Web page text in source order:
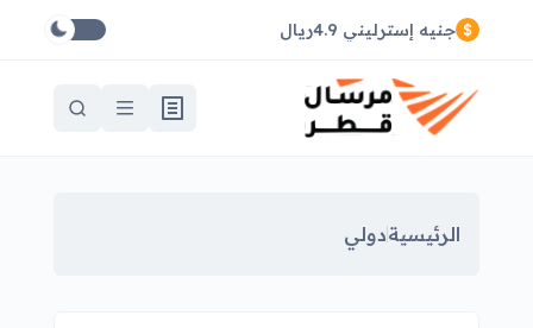
جنيه إسترليني 4.9ريال
الرئيسيةدولي